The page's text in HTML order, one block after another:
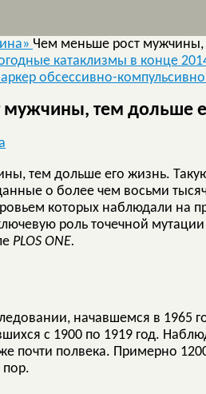
Чем меньше рост
катаклизмы в конце
обсессивно-
тем дольше
тем дольше его жизнь.
о более чем восьми
которых наблюдали на
роль точечной
PLOS ONE.
начавшемся в 1965
с 1900 по 1919 год.
почти полвека. Примерно